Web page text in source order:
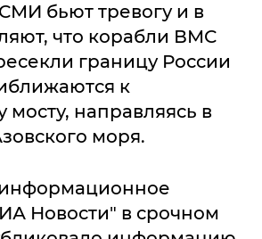
бьют тревогу и в
что корабли ВМС
границу России
к
мосту, направляясь в
моря.
Новости" в срочном